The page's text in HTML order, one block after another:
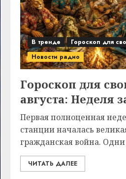
В тренде
Гороскоп для
Новости радио
Гороскоп для
августа: Неделя
Первая полноценная
станции началась
гражданская война.
ЧИТАТЬ ДАЛЕЕ